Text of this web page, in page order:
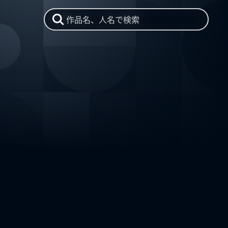
作品名、人名で検索